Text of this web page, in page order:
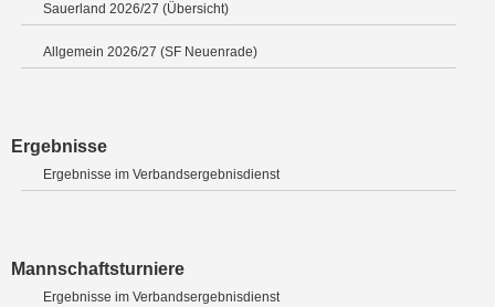
Sauerland 2026/27 (Übersicht)
Allgemein 2026/27 (SF Neuenrade)
Ergebnisse
Ergebnisse im Verbandsergebnisdienst
Mannschaftsturniere
Ergebnisse im Verbandsergebnisdienst